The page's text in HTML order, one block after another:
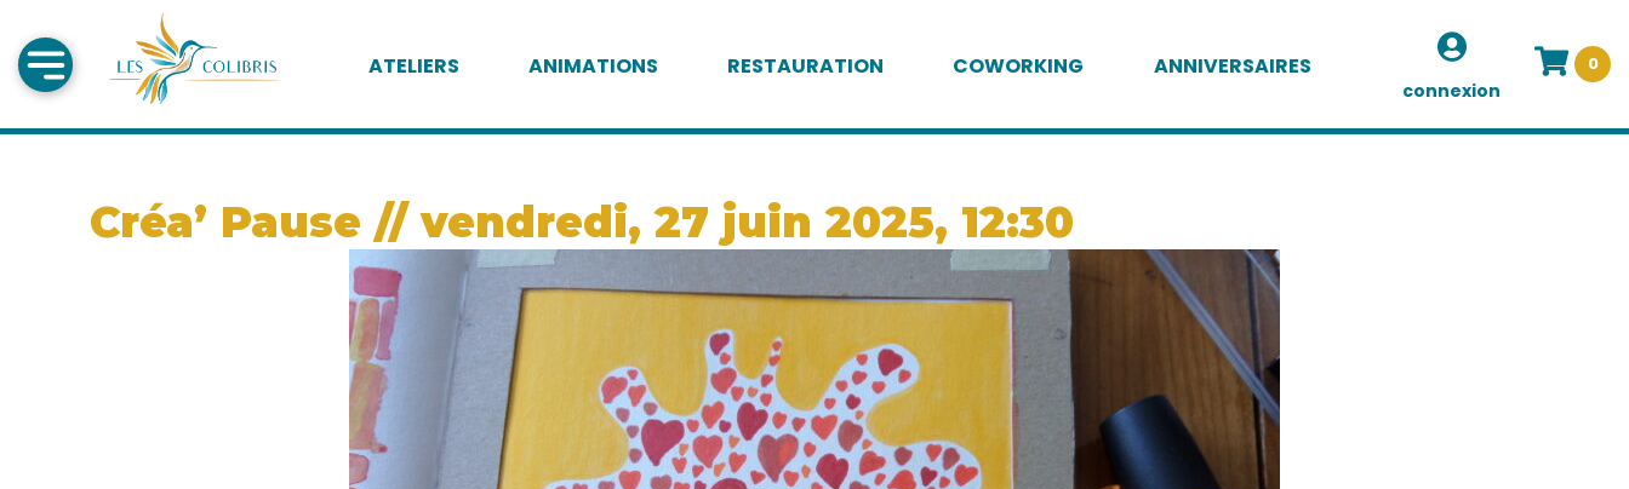
ATELIERS ANIMATIONS RESTAURATION COWORKING ANNIVERSAIRES
connexion
0
Créa’ Pause // vendredi, 27 juin 2025, 12:30